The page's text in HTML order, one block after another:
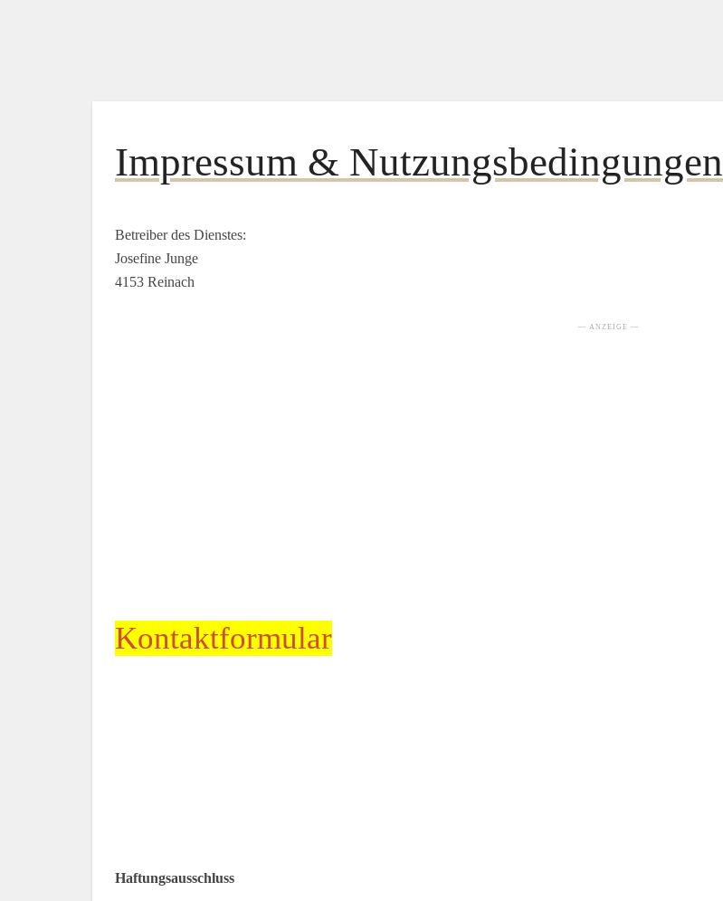
Impressum & Nutzungsbedingungen
Betreiber des Dienstes:
Josefine Junge
4153 Reinach
— ANZEIGE —
Kontaktformular
Haftungsausschluss